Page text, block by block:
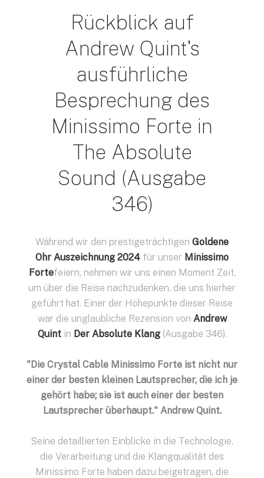
Rückblick auf
Andrew Quint's
ausführliche
Besprechung des
Minissimo Forte in
The Absolute
Sound (Ausgabe
346)
Während wir den prestigeträchtigen Goldene
Ohr Auszeichnung 2024 für unser Minissimo
Fortefeiern, nehmen wir uns einen Moment Zeit,
um über die Reise nachzudenken, die uns hierher
geführt hat. Einer der Höhepunkte dieser Reise
war die unglaubliche Rezension von Andrew
Quintin Der Absolute Klang(Ausgabe 346).
"Die Crystal Cable Minissimo Forte ist nicht nur
einer der besten kleinen Lautsprecher, die ich je
gehört habe; sie ist auch einer der besten
Lautsprecher überhaupt." Andrew Quint.
Seine detaillierten Einblicke in die Technologie,
die Verarbeitung und die Klangqualität des
Minissimo Forte haben dazu beigetragen, die